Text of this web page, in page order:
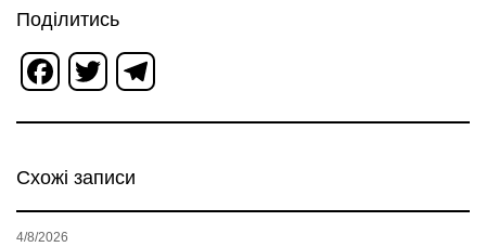
Поділитись
Facebook
Twitter
Схожі записи
4/8/2026